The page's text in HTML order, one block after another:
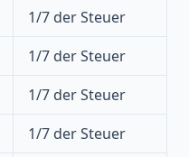
1/7 der Steuer
1/7 der Steuer
1/7 der Steuer
1/7 der Steuer